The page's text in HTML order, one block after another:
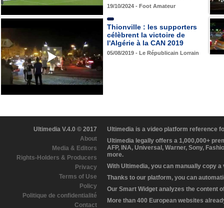
19/10/2024 - Foot Amateur
Thionville : les supporters
célèbrent la victoire de
l'Algérie à la CAN 2019
05/08/2019 - Le Républicain Lorrain
Ultimedia V.4.0 © 2017
About
Media & Editors
Rights-Holders & Producers
Privacy
Terms of Use
Policy
Politique de confidentialité
Contact
Ultimedia is a video platform reference
Ultimedia legally offers a 1,000,000+
AFP, INA, Universal, Warner, Sony,
more.
With Ultimedia, you can manually copy
Thanks to our platform, you can
Our Smart Widget analyzes the content
More than 400 European websites